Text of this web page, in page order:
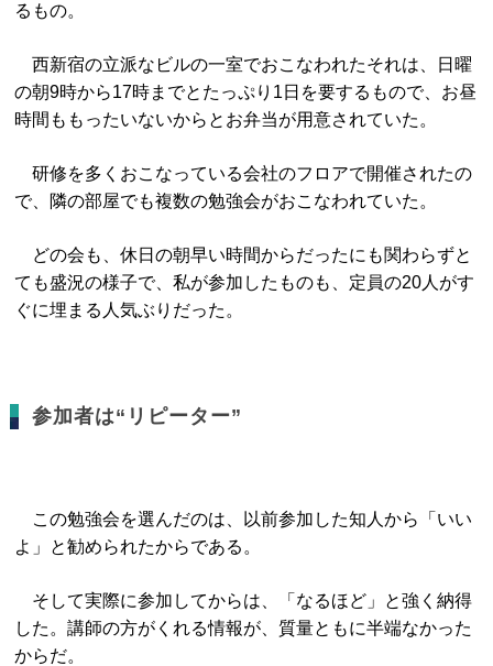
るもの。
西新宿の立派なビルの一室でおこなわれたそれは、日曜
の朝9時から17時までとたっぷり1日を要するもので、お昼
時間ももったいないからとお弁当が用意されていた。
研修を多くおこなっている会社のフロアで開催されたの
で、隣の部屋でも複数の勉強会がおこなわれていた。
どの会も、休日の朝早い時間からだったにも関わらずと
ても盛況の様子で、私が参加したものも、定員の20人がす
ぐに埋まる人気ぶりだった。
参加者は“リピーター”
この勉強会を選んだのは、以前参加した知人から「いい
よ」と勧められたからである。
そして実際に参加してからは、「なるほど」と強く納得
した。講師の方がくれる情報が、質量ともに半端なかった
からだ。